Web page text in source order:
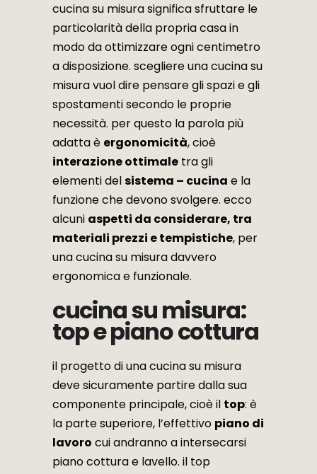
cucina su misura significa sfruttare le
particolarità della propria casa in
modo da ottimizzare ogni centimetro
a disposizione. scegliere una cucina su
misura vuol dire pensare gli spazi e gli
spostamenti secondo le proprie
necessità. per questo la parola più
adatta è ergonomicità, cioè
interazione ottimale tra gli
elementi delsistema – cucina e la
funzione che devono svolgere. ecco
alcuni aspetti da considerare, tra
materiali prezzi e tempistiche, per
una cucina su misura davvero
ergonomica e funzionale.
cucina su misura:
top e piano cottura
il progetto di una cucina su misura
deve sicuramente partire dalla sua
componente principale, cioè il top: è
la parte superiore, l’effettivo piano di
lavoro cui andranno a intersecarsi
piano cottura e lavello. il top